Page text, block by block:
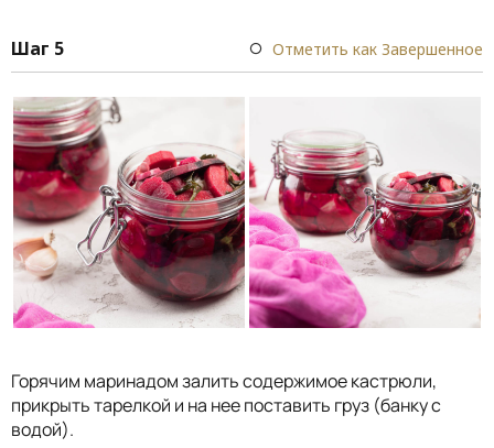
Шаг 5 Отметить как Завершенное
Горячим маринадом залить содержимое кастрюли,
прикрыть тарелкой и на нее поставить груз (банку с
водой).